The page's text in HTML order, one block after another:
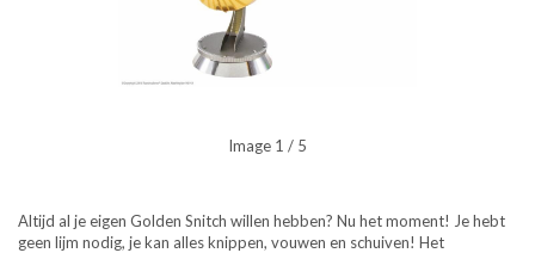
Image 1 / 5
Altijd al je eigen Golden Snitch willen hebben? Nu het moment! Je hebt
geen lijm nodig, je kan alles knippen, vouwen en schuiven! Het